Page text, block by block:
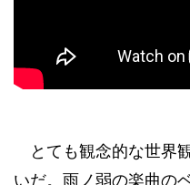
とても観念的な世界
いだ。雨ノ弱の楽曲の